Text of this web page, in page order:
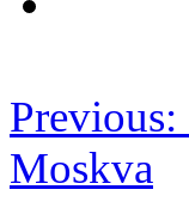
Previous:
Moskva